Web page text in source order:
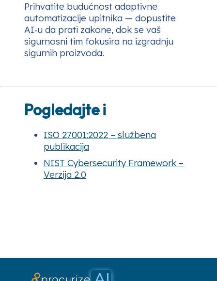
Prihvatite budućnost adaptivne
automatizacije upitnika — dopustite
AI‑u da prati zakone, dok se vaš
sigurnosni tim fokusira na izgradnju
sigurnih proizvoda.
Pogledajte i
ISO 27001:2022 – službena
publikacija
NIST Cybersecurity Framework –
Verzija 2.0